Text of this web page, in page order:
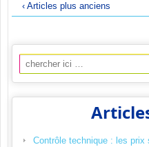
‹ Articles plus anciens
Recherche pour:
Contrôle technique : les